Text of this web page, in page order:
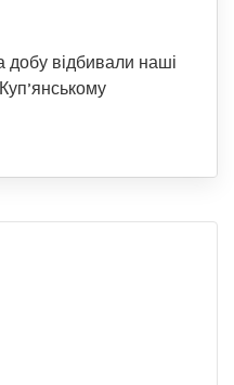
добу відбивали наші